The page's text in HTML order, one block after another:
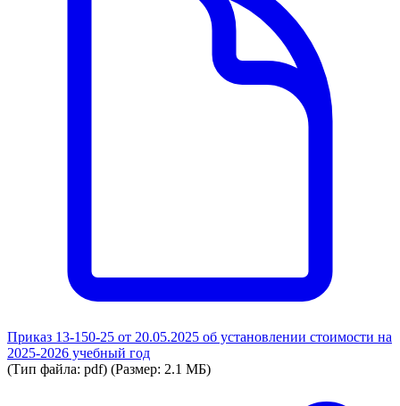
Приказ 13-150-25 от 20.05.2025 об установлении стоимости на
2025-2026 учебный год
(Тип файла: pdf) (Размер: 2.1 МБ)